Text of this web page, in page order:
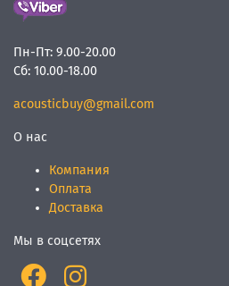
Пн-Пт: 9.00-20.00
Сб: 10.00-18.00
acousticbuy@gmail.com
О нас
Компания
Оплата
Доставка
Мы в соцсетях